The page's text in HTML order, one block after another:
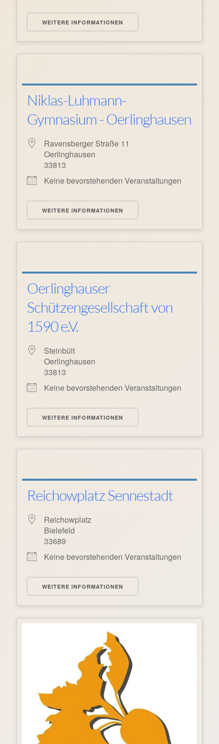
WEITERE INFORMATIONEN
Niklas-Luhmann-
Gymnasium - Oerlinghausen
Ravensberger Straße 11
Oerlinghausen
33813
Keine bevorstehenden Veranstaltungen
WEITERE INFORMATIONEN
Oerlinghauser
Schützengesellschaft von
1590 e.V.
Steinbült
Oerlinghausen
33813
Keine bevorstehenden Veranstaltungen
WEITERE INFORMATIONEN
Reichowplatz Sennestadt
Reichowplatz
Bielefeld
33689
Keine bevorstehenden Veranstaltungen
WEITERE INFORMATIONEN